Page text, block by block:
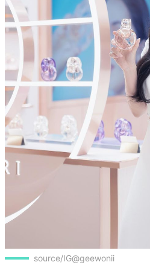
source/IG@geewonii